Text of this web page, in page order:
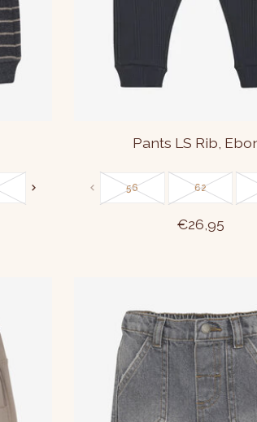
86
Pants LS Rib,
56 62
€26,95